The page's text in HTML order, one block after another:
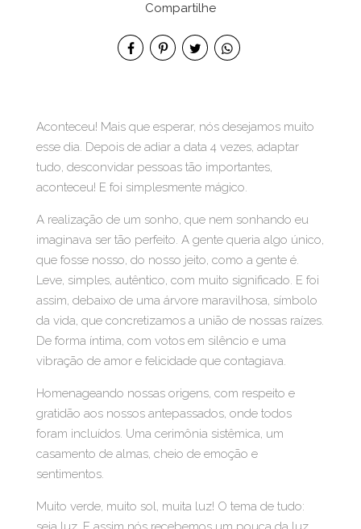
Compartilhe
Aconteceu! Mais que esperar, nós desejamos muito
esse dia. Depois de adiar a data 4 vezes, adaptar
tudo, desconvidar pessoas tão importantes,
aconteceu! E foi simplesmente mágico.
A realização de um sonho, que nem sonhando eu
imaginava ser tão perfeito. A gente queria algo único,
que fosse nosso, do nosso jeito, como a gente é.
Leve, simples, autêntico, com muito significado. E foi
assim, debaixo de uma árvore maravilhosa, símbolo
da vida, que concretizamos a união de nossas raízes.
De forma íntima, com votos em silêncio e uma
vibração de amor e felicidade que contagiava.
Homenageando nossas origens, com respeito e
gratidão aos nossos antepassados, onde todos
foram incluídos. Uma cerimônia sistêmica, um
casamento de almas, cheio de emoção e
sentimentos.
Muito verde, muito sol, muita luz! O tema de tudo: